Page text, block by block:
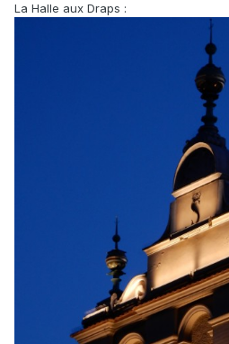
La Halle aux Draps :